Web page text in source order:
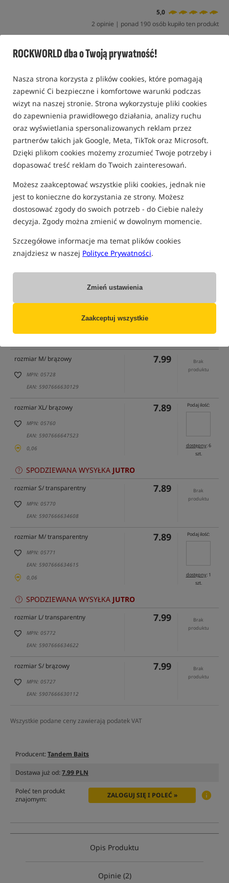
ROCKWORLD dba o Twoją prywatność!
Nasza strona korzysta z plików cookies, które pomagają
zapewnić Ci bezpieczne i komfortowe warunki podczas
wizyt na naszej stronie. Strona wykorzystuje pliki cookies
do zapewnienia prawidłowego działania, analizy ruchu
oraz wyświetlania spersonalizowanych reklam przez
partnerów takich jak Google, Meta, TikTok oraz Microsoft.
Dzięki plikom cookies możemy zrozumieć Twoje potrzeby i
dopasować treść reklam do Twoich zainteresowań.
Możesz zaakceptować wszystkie pliki cookies, jednak nie
jest to konieczne do korzystania ze strony. Możesz
dostosować zgody do swoich potrzeb - do Ciebie należy
decyzja. Zgody można zmienić w dowolnym momencie.
Szczegółowe informacje ma temat plików cookies
znajdziesz w naszej Polityce Prywatności.
Zmień ustawienia
Zaakceptuj wszystkie
5,0
2 opinie | ponad 190 osób kupiło ten produkt
Cena PLN
rozmiar M/ brązowy
MPN: 05728
EAN: 5907666630129
7.99
Brak
produktu
rozmiar XL/ brązowy
MPN: 05760
EAN: 5907666647523
0,06
7.89 Podaj ilość:
dostępny: 6
szt.
SPODZIEWANA WYSYŁKA JUTRO
rozmiar S/ transparentny
MPN: 05770
EAN: 5907666634608
7.89
Brak
produktu
rozmiar M/ transparentny
MPN: 05771
EAN: 5907666634615
0,06
7.89 Podaj ilość:
dostępny: 1
szt.
SPODZIEWANA WYSYŁKA JUTRO
rozmiar L/ transparentny
MPN: 05772
EAN: 5907666634622
7.99
Brak
produktu
rozmiar S/ brązowy
MPN: 05727
EAN: 5907666630112
7.99
Brak
produktu
Wszystkie podane ceny zawierają podatek VAT
Producent:Tandem Baits
Dostawa już od:7.99 PLN
Poleć ten produkt
znajomym:
ZALOGUJ SIĘ I POLEĆ »
Opis Produktu
Opinie (2)